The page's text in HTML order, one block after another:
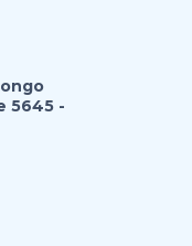
5645 -